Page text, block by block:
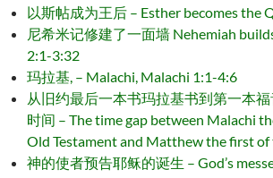
以斯帖成为王后 – Esther becomes the
尼希米记修建了一面墙 Nehemiah
2:1-3:32
玛拉基, – Malachi, Malachi 1:1-4:6
从旧约最后一本书玛拉基书到第一本
时间 – The time gap between Malachi
Old Testament and Matthew the first of
神的使者预告耶稣的诞生 – God’s